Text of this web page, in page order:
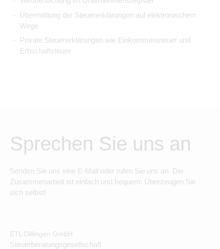
Übermittlung der Steuererklärungen auf elektronischem
Wege
Private Steuererklärungen wie Einkommensteuer und
Erbschaftsteuer
Sprechen Sie uns an
Senden Sie uns eine E-Mail oder rufen Sie uns an. Die
Zusammenarbeit ist einfach und bequem. Überzeugen Sie
sich selbst!
ETL Dillingen GmbH
Steuerberatungsgesellschaft